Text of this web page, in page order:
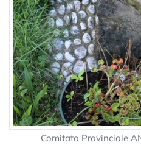
Comitato Provinciale